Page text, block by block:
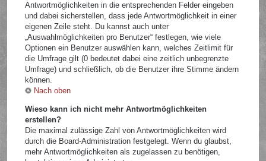
Antwortmöglichkeiten in die entsprechenden Felder eingeben
und dabei sicherstellen, dass jede Antwortmöglichkeit in einer
eigenen Zeile steht. Du kannst auch unter
„Auswahlmöglichkeiten pro Benutzer“ festlegen, wie viele
Optionen ein Benutzer auswählen kann, welches Zeitlimit für
die Umfrage gilt (0 bedeutet dabei eine zeitlich unbegrenzte
Umfrage) und schließlich, ob die Benutzer ihre Stimme ändern
können.
Nach oben
Wieso kann ich nicht mehr Antwortmöglichkeiten
erstellen?
Die maximal zulässige Zahl von Antwortmöglichkeiten wird
durch die Board-Administration festgelegt. Wenn du glaubst,
mehr Antwortmöglichkeiten als zugelassen zu benötigen,